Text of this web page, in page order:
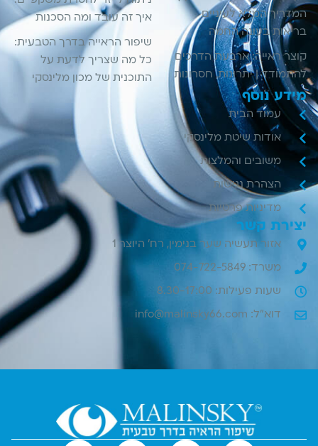
המדריך המלא לעיניים
בריאות בעונה החמה
קוצר ראייה: ארבעת הדרכים
להתמודד | יתרונות, חסרונות
איך זה עובד ומה הסכנות
שיפור הראייה בדרך הטבעית:
כל מה שצריך לדעת על
התוכנית של מכון מלינסקי
מידע נוסף
עמוד הבית
אודות שיטת מלינסקי
משובים והמלצות
הצהרת נגישות
מדיניות פרטיות
יצירת קשר
אזור תעשיה שער בנימין, רח' היוצר 1
משרד: 074-722-5849
שעות פעילות: 8.30-17:00
דוא"ל: info@malinsky66.com